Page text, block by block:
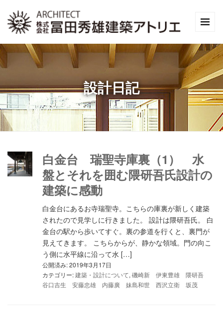
設計日記
白金台 瑞聖寺庫裏（1） 水
盤とそれを囲む隈研吾氏設計の
建築に感動
白金台にあるお寺瑞聖寺。こちらの庫裏が新しく建築
されたので見学しに行きました。 設計は隈研吾氏。 白
金台の駅から歩いてすぐ。裏の参道を行くと、裏門が
見えてきます。 こちらからが、静かな領域。門の向こ
う側に水平線に沿って水 […]
公開済み: 2019年3月17日
カテゴリー:建築・設計について, 磯崎新 伊東豊雄 隈研吾
谷口吉生 安藤忠雄 内藤廣 妹島和世 西沢立衛 坂茂